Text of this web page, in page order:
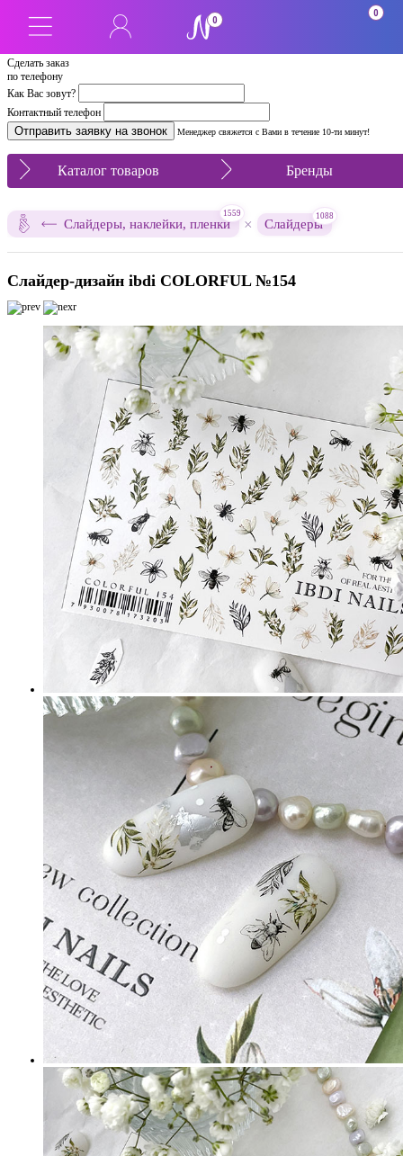
Сделать заказ
по телефону
Как Вас зовут?
Контактный телефон
Менеджер свяжется с Вами в течение 10-ти минут!
0
0
Каталог товаров Бренды
Слайдеры, наклейки, пленки
1559
× Слайдеры
1088
Слайдер-дизайн ibdi COLORFUL №154